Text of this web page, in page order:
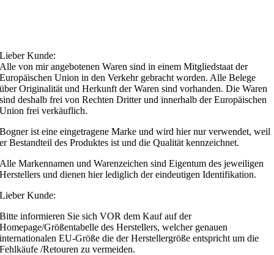
Lieber Kunde:
Alle von mir angebotenen Waren sind in einem Mitgliedstaat der
Europäischen Union in den Verkehr gebracht worden. Alle Belege
über Originalität und Herkunft der Waren sind vorhanden. Die Waren
sind deshalb frei von Rechten Dritter und innerhalb der Europäischen
Union frei verkäuflich.
Bogner ist eine eingetragene Marke und wird hier nur verwendet, weil
er Bestandteil des Produktes ist und die Qualität kennzeichnet.
Alle Markennamen und Warenzeichen sind Eigentum des jeweiligen
Herstellers und dienen hier lediglich der eindeutigen Identifikation.
Lieber Kunde:
Bitte informieren Sie sich VOR dem Kauf auf der
Homepage/Größentabelle des Herstellers, welcher genauen
internationalen EU-Größe die der Herstellergröße entspricht um die
Fehlkäufe /Retouren zu vermeiden.